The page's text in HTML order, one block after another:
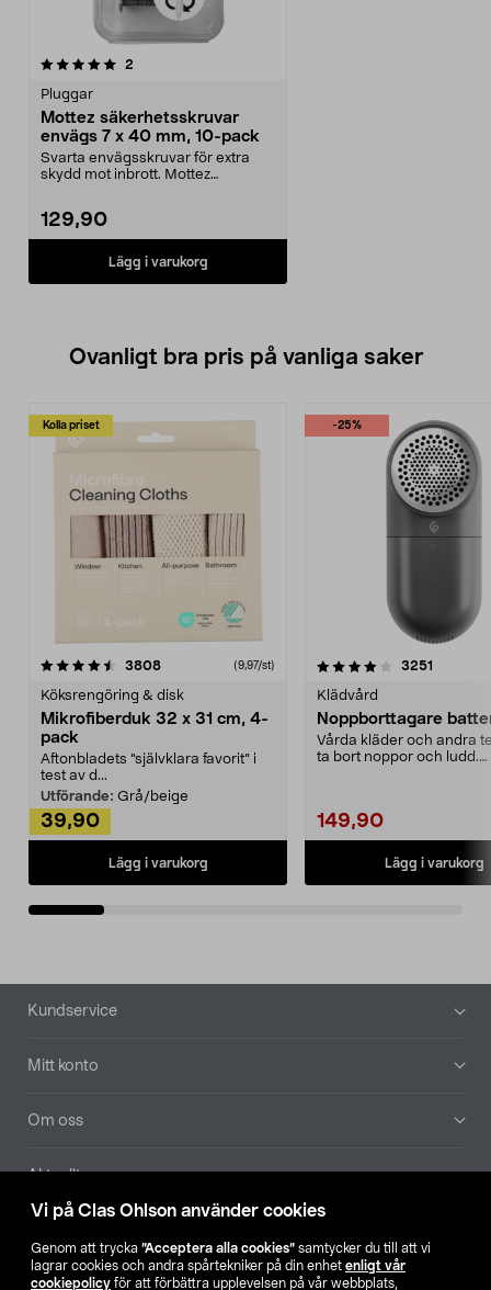
Vi på Clas Ohlson använder cookies
Genom att trycka ”Acceptera alla cookies” samtycker du till att vi
lagrar cookies och andra spårtekniker på din enhet enligt vår
cookiepolicy för att förbättra upplevelsen på vår webbplats,
2
Pluggar
Mottez säkerhetsskruvar
envägs 7 x 40 mm, 10-pack
Svarta envägsskruvar för extra
skydd mot inbrott. Mottez
129,90
Lägg i varukorg
Ovanligt bra pris på vanliga saker
Kolla priset
3808recensioner (9,97/st)
Köksrengöring & disk
Mikrofiberduk 32 x 31 cm, 4-
pack
Aftonbladets "självklara favorit” i
test av d...
Utförande: Grå/beige
39,90
Lägg i varukorg
-25%
4.0av 5 stjärnor 3251
Klädvård
Noppborttagare
Vårda kläder och andra
ta bort noppor och ludd.
149,90
Lägg i varukorg
4.5av 5 stjärnor
Sidfot
Kundservice
Mitt konto
Om oss
Aktuellt
Hitta butik